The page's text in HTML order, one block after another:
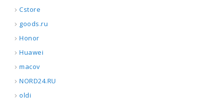
Cstore
goods.ru
Honor
Huawei
macov
NORD24.RU
oldi